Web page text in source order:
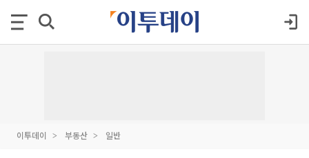
이투데이 부동산 일반